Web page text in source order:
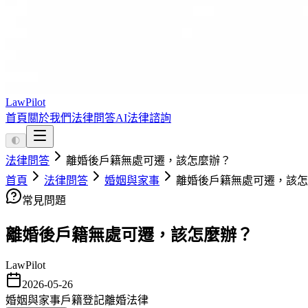
LawPilot
首頁 關於我們法律問答AI法律諮詢
🌓
法律問答
離婚後戶籍無處可遷，該怎麼辦？
首頁
法律問答 婚姻與家事
離婚後戶籍無處可遷，該
常見問題
離婚後戶籍無處可遷，該怎麼辦？
LawPilot
2026-05-26
婚姻與家事戶籍登記離婚法律